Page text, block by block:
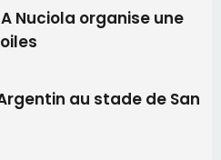
Sainte-Marie et
end du tournoi du